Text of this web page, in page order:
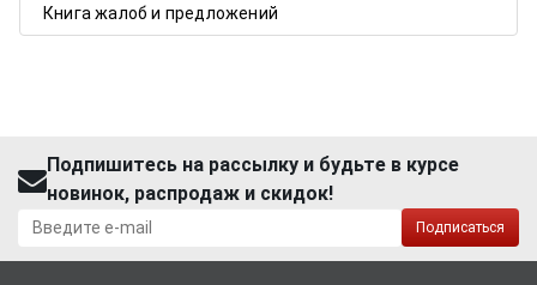
Книга жалоб и предложений
Подпишитесь на рассылку и будьте в курсе
новинок, распродаж и скидок!
Подписаться